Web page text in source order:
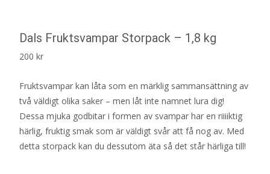
Dals Fruktsvampar Storpack – 1,8 kg
200 kr
Fruktsvampar kan låta som en märklig sammansättning av
två väldigt olika saker – men låt inte namnet lura dig!
Dessa mjuka godbitar i formen av svampar har en riiiiktig
härlig, fruktig smak som är väldigt svår att få nog av. Med
detta storpack kan du dessutom äta så det står härliga till!